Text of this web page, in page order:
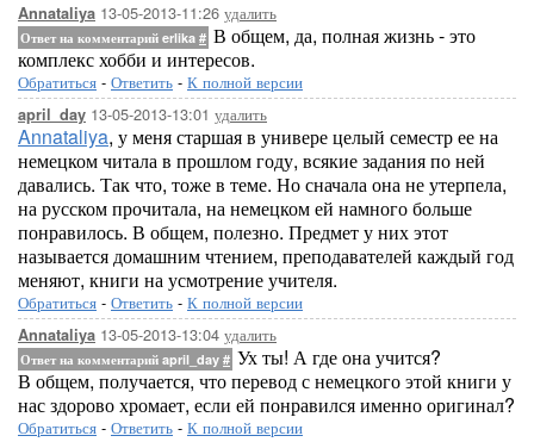
Annataliya 13-05-2013-11:26 удалить
Ответ на комментарий erlika # В общем, да, полная жизнь - это
комплекс хобби и интересов.
Обратиться - Ответить - К полной версии
april_day 13-05-2013-13:01 удалить
Annataliya, у меня старшая в универе целый семестр ее на
немецком читала в прошлом году, всякие задания по ней
давались. Так что, тоже в теме. Но сначала она не утерпела,
на русском прочитала, на немецком ей намного больше
понравилось. В общем, полезно. Предмет у них этот
называется домашним чтением, преподавателей каждый год
меняют, книги на усмотрение учителя.
Обратиться - Ответить - К полной версии
Annataliya 13-05-2013-13:04 удалить
Ответ на комментарий april_day # Ух ты! А где она учится?
В общем, получается, что перевод с немецкого этой книги у
нас здорово хромает, если ей понравился именно оригинал?
Обратиться - Ответить - К полной версии